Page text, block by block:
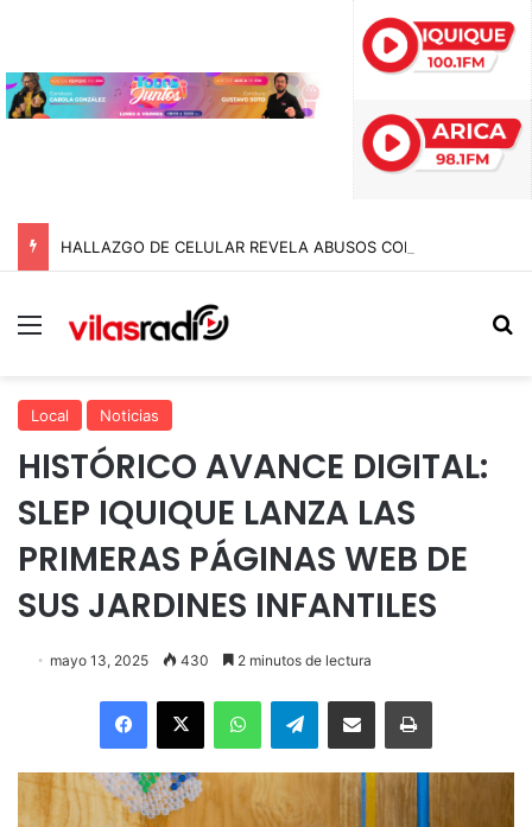
Menú
Local Noticias
HISTÓRICO AVANCE DIGITAL:
SLEP IQUIQUE LANZA LAS
PRIMERAS PÁGINAS WEB DE
SUS JARDINES INFANTILES
mayo 13, 2025 430 2 minutos de lectura
Facebook
X WhatsAppTelegramEnviar vía email Imprimir